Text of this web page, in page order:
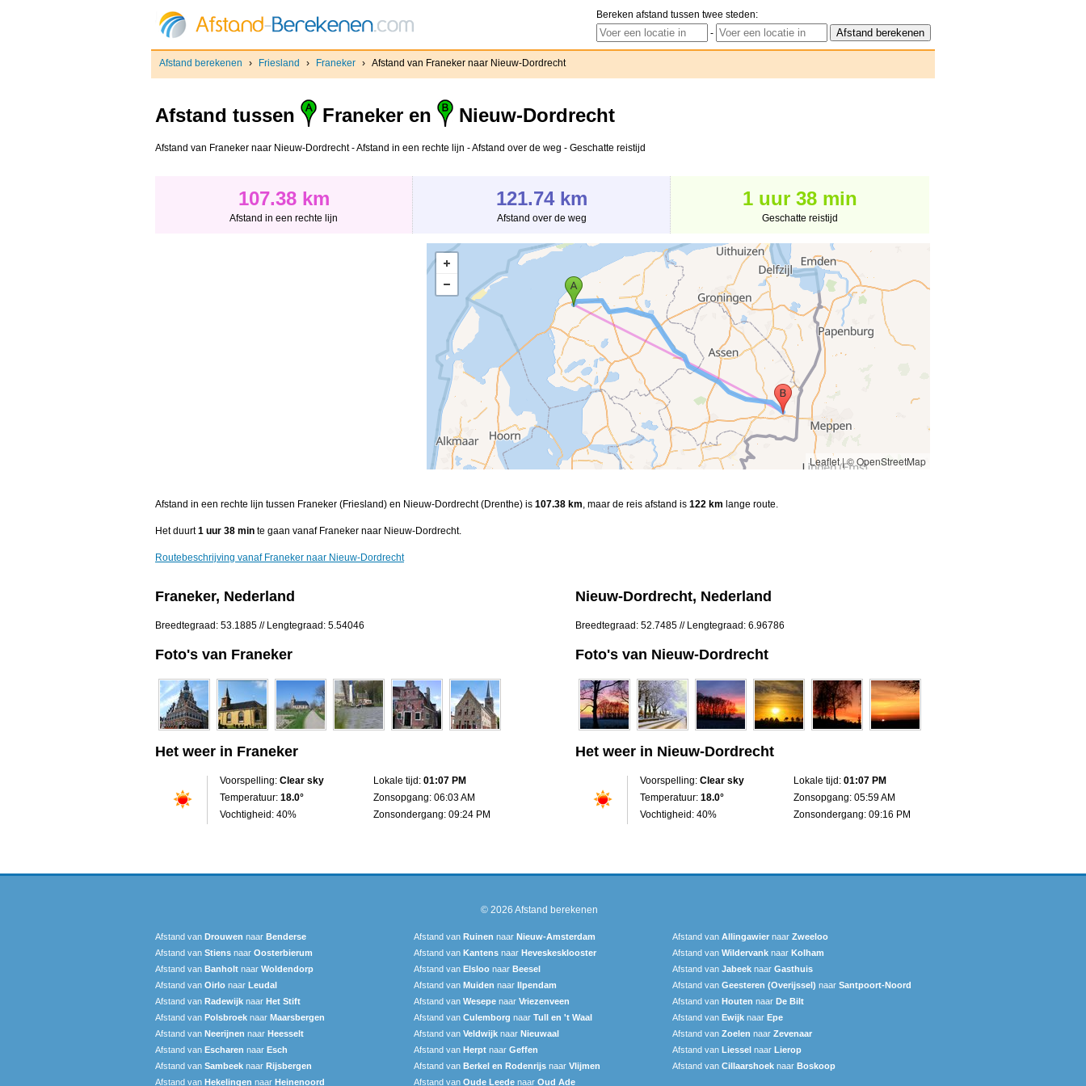
Bereken afstand tussen twee steden:
-
Afstand berekenen › Friesland › Franeker › Afstand van Franeker naar Nieuw-Dordrecht
Afstand tussen Franeker en Nieuw-Dordrecht
Afstand van Franeker naar Nieuw-Dordrecht - Afstand in een rechte lijn - Afstand over de weg - Geschatte reistijd
107.38 km
Afstand in een rechte lijn
121.74 km
Afstand over de weg
1 uur 38 min
Geschatte reistijd
Leaflet|© OpenStreetMap
Afstand in een rechte lijn tussen Franeker (Friesland) en Nieuw-Dordrecht (Drenthe) is 107.38 km, maar de reis afstand is 122 km lange route.
Het duurt1 uur 38 min te gaan vanaf Franeker naar Nieuw-Dordrecht.
Routebeschrijving vanaf Franeker naar Nieuw-Dordrecht
Franeker, Nederland
Breedtegraad: 53.1885 // Lengtegraad: 5.54046
Foto's van Franeker
Het weer in Franeker
Voorspelling: Clear sky
Temperatuur: 18.0°
Vochtigheid: 40%
Lokale tijd: 01:07 PM
Zonsopgang: 06:03 AM
Zonsondergang: 09:24 PM
Nieuw-Dordrecht, Nederland
Breedtegraad: 52.7485 // Lengtegraad: 6.96786
Foto's van Nieuw-Dordrecht
Het weer in Nieuw-Dordrecht
Voorspelling: Clear sky
Temperatuur: 18.0°
Vochtigheid: 40%
Lokale tijd: 01:07 PM
Zonsopgang: 05:59 AM
Zonsondergang: 09:16 PM
© 2026 Afstand berekenen
Afstand van Drouwen naar Benderse Afstand van Ruinen naar Nieuw-Amsterdam Afstand van Allingawier naar Zweeloo
Afstand van Stiens naar Oosterbierum Afstand van Kantens naar Heveskesklooster‎ Afstand van Wildervank naar Kolham
Afstand van Banholt naar Woldendorp Afstand van Elsloo naar Beesel Afstand van Jabeek naar Gasthuis
Afstand van Oirlo naar Leudal‎ Afstand van Muiden naar Ilpendam Afstand van Geesteren (Overijssel) naar Santpoort-Noord
Afstand van Radewijk naar Het Stift Afstand van Wesepe naar Vriezenveen Afstand van Houten naar De Bilt
Afstand van Polsbroek naar Maarsbergen Afstand van Culemborg naar Tull en 't Waal Afstand van Ewijk naar Epe
Afstand van Neerijnen naar Heesselt Afstand van Veldwijk naar Nieuwaal Afstand van Zoelen naar Zevenaar
Afstand van Escharen naar Esch Afstand van Herpt naar Geffen Afstand van Liessel naar Lierop
Afstand van Sambeek naar Rijsbergen Afstand van Berkel en Rodenrijs naar Vlijmen Afstand van Cillaarshoek naar Boskoop
Afstand van Hekelingen naar Heinenoord Afstand van Oude Leede naar Oud Ade